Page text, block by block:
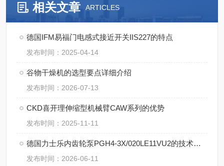
相关文章 ARTICLES
德国IFM易福门电感式接近开关IIS227的特点
发布时间：2025-04-14
谷物干燥机的选型要点详细介绍
发布时间：2026-07-13
CKD喜开理伸缩型机械臂CAW系列的优势
发布时间：2025-11-11
德国力士乐内齿轮泵PGH4-3X/020LE11VU2的技术特点
发布时间：2026-06-11